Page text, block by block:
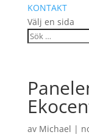
KONTAKT
Välj en sida
av Michael |